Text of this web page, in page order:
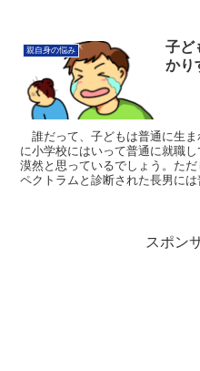
親自身の悩み
子ど
かり
誰だって、子どもは普通に生
に小学校にはいって普通に就職
漠然と思っているでしょう。た
ペクトラムと診断された長男に
スポン